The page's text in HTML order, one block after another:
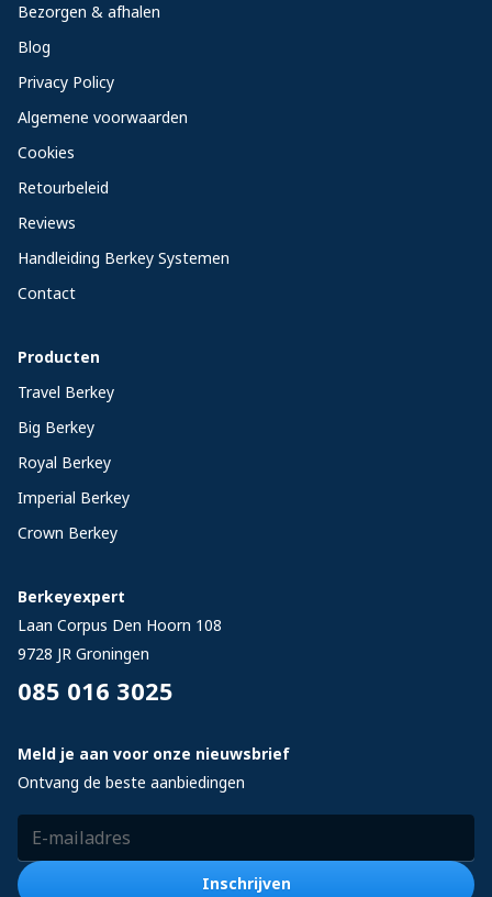
Bezorgen & afhalen
Blog
Privacy Policy
Algemene voorwaarden
Cookies
Retourbeleid
Reviews
Handleiding Berkey Systemen
Contact
Producten
Travel Berkey
Big Berkey
Royal Berkey
Imperial Berkey
Crown Berkey
Berkeyexpert
Laan Corpus Den Hoorn 108
9728 JR Groningen
085 016 3025
Meld je aan voor onze nieuwsbrief
Ontvang de beste aanbiedingen
Inschrijven